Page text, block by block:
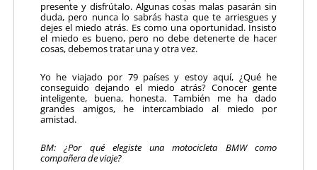
presente y disfrútalo. Algunas cosas malas pasarán sin
duda, pero nunca lo sabrás hasta que te arriesgues y
dejes el miedo atrás. Es como una oportunidad. Insisto
el miedo es bueno, pero no debe detenerte de hacer
cosas, debemos tratar una y otra vez.
Yo he viajado por 79 países y estoy aquí, ¿Qué he
conseguido dejando el miedo atrás? Conocer gente
inteligente, buena, honesta. También me ha dado
grandes amigos, he intercambiado al miedo por
amistad.
BM: ¿Por qué elegiste una motocicleta BMW como
compañera de viaje?